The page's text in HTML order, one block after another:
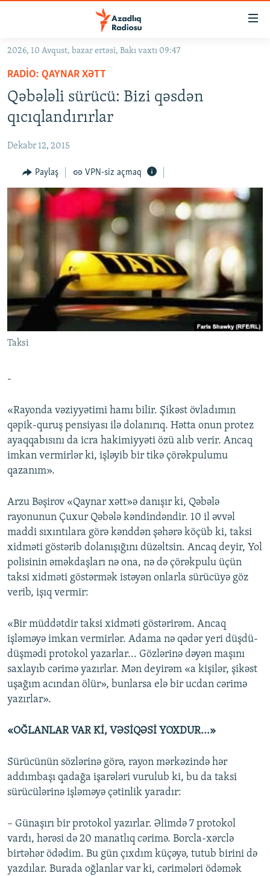
Əsas
qayıt
Əsas
naviqasiyaya
qayıt
Axtarışa
GÜNDƏM
#İZAHLA
KORRUPSIOMETR
#ƏSLINDƏ
FƏRQƏ BAX
QANUNI DOĞRU
ARAŞDIRMA
MULTIMEDIA
FOTOQALEREYA
İNFOQRAFIKA
KARIKATURA
RADIO ARXIV
OXU ZALI
AZƏRBAYCAN ƏDƏBIYYATI KITABXANASI
İSLAM VƏ DEMOKRATIYA
İZ - MƏDƏNIYYƏT PROQRAMI
HAQQIMIZDA
MISSIYAMIZ
PEŞƏ ETIKASI VƏ JURNALISTIKA STANDARTLARIMIZ
MATERIALLARIMIZDAN ISTIFADƏ
AZADLIQRADIOSU MOBIL TELEFONUNUZDA
BIZI IZLƏ
RFE/RL-in bütün saytları
2026, 10 Avqust, bazar ertəsi, Bakı vaxtı 09:47
RADIO: QAYNAR XƏTT
Qəbələli sürücü: Bizi qəsdən
qıcıqlandırırlar
Dekabr 12, 2015
Paylaş VPN-siz açmaq
Taksi
-
«Rayonda vəziyyətimi hamı bilir. Şikəst övladımın
qəpik-quruş pensiyası ilə dolanırıq. Hətta onun protez
ayaqqabısını da icra hakimiyyəti özü alıb verir. Ancaq
imkan vermirlər ki, işləyib bir tikə çörəkpulumu
qazanım».
Arzu Bəşirov «Qaynar xətt»ə danışır ki, Qəbələ
rayonunun Çuxur Qəbələ kəndindəndir. 10 il əvvəl
maddi sıxıntılara görə kənddən şəhərə köçüb ki, taksi
xidməti göstərib dolanışığını düzəltsin. Ancaq deyir, Yol
polisinin əməkdaşları nə ona, nə də çörəkpulu üçün
taksi xidməti göstərmək istəyən onlarla sürücüyə göz
verib, işıq vermir:
«Bir müddətdir taksi xidməti göstərirəm. Ancaq
işləməyə imkan vermirlər. Adama nə qədər yeri düşdü-
düşmədi protokol yazarlar... Gözlərinə dəyən maşını
saxlayıb cərimə yazırlar. Mən deyirəm «a kişilər, şikəst
uşağım acından ölür», bunlarsa elə bir ucdan cərimə
yazırlar».
«OĞLANLAR VAR Kİ, VƏSİQƏSİ YOXDUR...»
Sürücünün sözlərinə görə, rayon mərkəzində hər
addımbaşı qadağa işarələri vurulub ki, bu da taksi
sürücülərinə işləməyə çətinlik yaradır:
– Günaşırı bir protokol yazırlar. Əlimdə 7 protokol
vardı, hərəsi də 20 manatlıq cərimə. Borcla-xərclə
birtəhər ödədim. Bu gün çıxdım küçəyə, tutub birini də
yazdılar. Burada oğlanlar var ki, cərimələri ödəmək